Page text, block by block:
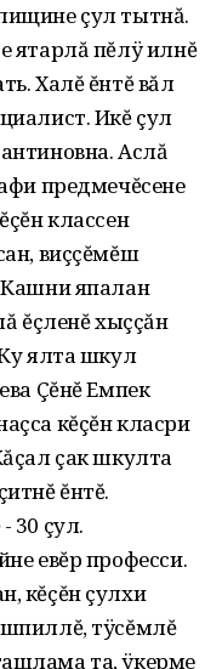
çул тытнă.
ятарлă пĕлÿ илнĕ
Халĕ ĕнтĕ вăл
Икĕ çул
Аслă
предмечĕсене
классен
виççĕмĕш
Кашни япалан
ĕçленĕ хыççăн
ялта шкул
Çĕнĕ Емпек
кĕçĕн класри
çак шкулта
ĕнтĕ.
30 çул.
евĕр професси.
кĕçĕн çулхи
тÿсĕмлĕ
та, ÿкерме